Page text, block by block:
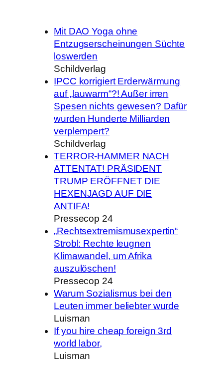
Mit DAO Yoga ohne
Entzugserscheinungen Süchte
loswerden
Schildverlag
IPCC korrigiert Erderwärmung
auf „lauwarm“?! Außer irren
Spesen nichts gewesen? Dafür
wurden Hunderte Milliarden
verplempert?
Schildverlag
TERROR-HAMMER NACH
ATTENTAT! PRÄSIDENT
TRUMP ERÖFFNET DIE
HEXENJAGD AUF DIE
ANTIFA!
Pressecop 24
„Rechtsextremismusexpertin“
Strobl: Rechte leugnen
Klimawandel, um Afrika
auszulöschen!
Pressecop 24
Warum Sozialismus bei den
Leuten immer beliebter wurde
Luisman
If you hire cheap foreign 3rd
world labor,
Luisman